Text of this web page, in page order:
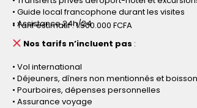
• Guide local francophone durant les visites
• Assistance 24h/24
• Tarif estimatif : 1.500.000 FCFA
Nos tarifs n’incluent pas :
• Vol international
• Déjeuners, dîners non mentionnés et
• Pourboires, dépenses personnelles
• Assurance voyage